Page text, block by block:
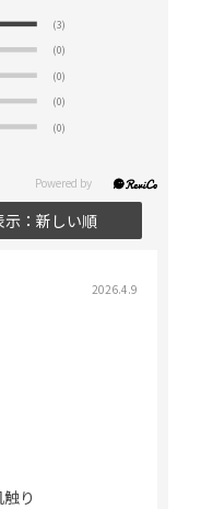
(3)
(0)
(0)
(0)
(0)
示：新しい順
2026.4.9
り